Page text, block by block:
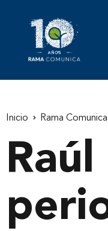
Inicio Rama